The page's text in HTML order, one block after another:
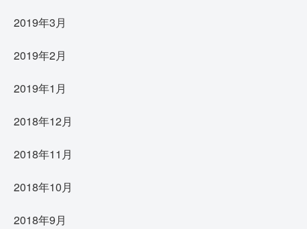
2019年3月
2019年2月
2019年1月
2018年12月
2018年11月
2018年10月
2018年9月